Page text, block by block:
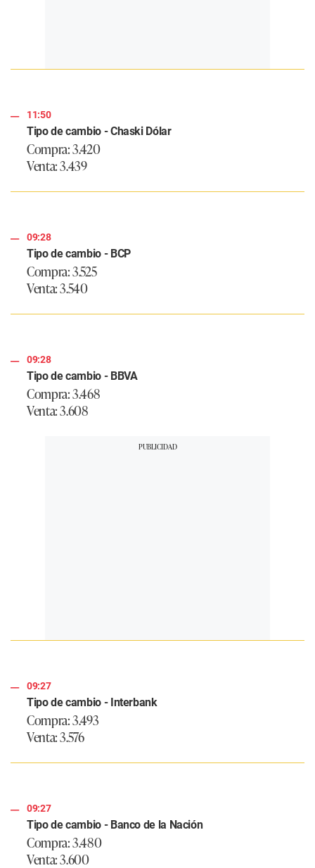
11:50
Tipo de cambio - Chaski Dólar
Compra: 3.420
Venta: 3.439
09:28
Tipo de cambio - BCP
Compra: 3.525
Venta: 3.540
09:28
Tipo de cambio - BBVA
Compra: 3.468
Venta: 3.608
09:27
Tipo de cambio - Interbank
Compra: 3.493
Venta: 3.576
09:27
Tipo de cambio - Banco de la Nación
Compra: 3.480
Venta: 3.600